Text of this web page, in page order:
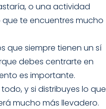
o una actividad
te encuentres mucho
que siempre tienen un sí
debes centrarte en
es importante.
y si distribuyes lo que
mucho más llevadero.